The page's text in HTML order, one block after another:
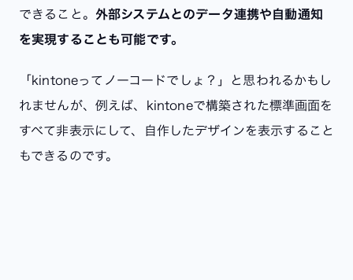
できること。 外部システムとのデータ連携や自動通知
を実現することも可能です。
「kintoneってノーコードでしょ？」と思われるかもし
れませんが、例えば、kintoneで構築された標準画面を
すべて非表示にして、自作したデザインを表示すること
もできるのです。